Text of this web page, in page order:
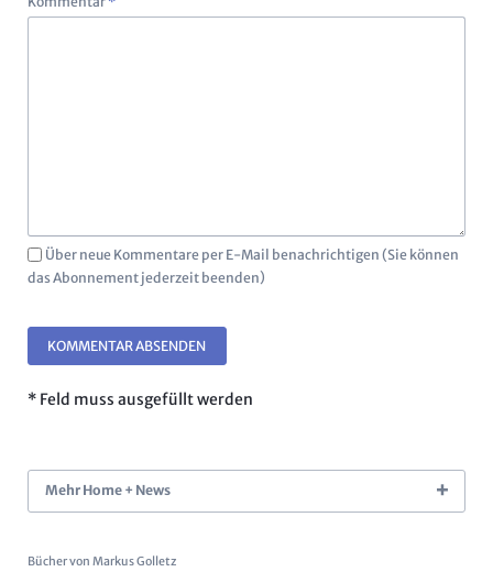
Über neue Kommentare per E-Mail benachrichtigen (Sie können
das Abonnement jederzeit beenden)
KOMMENTAR ABSENDEN
* Feld muss ausgefüllt werden
Mehr Home + News
Bücher von Markus Golletz